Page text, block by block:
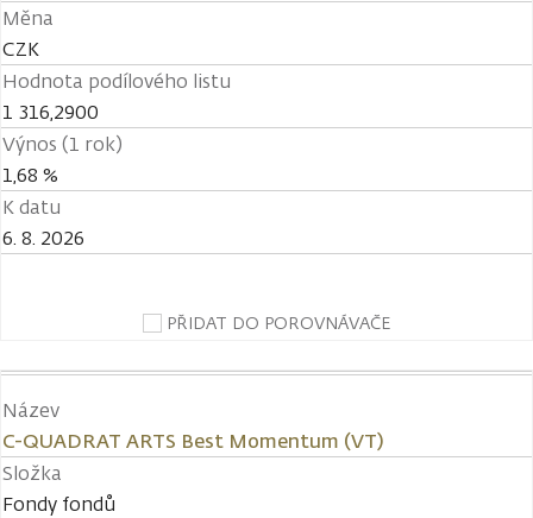
Měna
CZK
Hodnota podílového listu
1 316,2900
Výnos (1 rok)
1,68 %
K datu
6. 8. 2026
PŘIDAT DO POROVNÁVAČE
Název
C-QUADRAT ARTS Best Momentum (VT)
Složka
Fondy fondů